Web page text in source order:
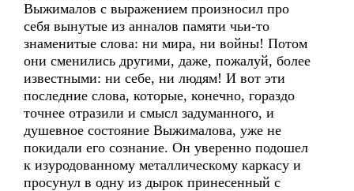
Выжималов с выражением произносил про
себя вынутые из анналов памяти чьи-то
знаменитые слова: ни мира, ни войны! Потом
они сменились другими, даже, пожалуй, более
известными: ни себе, ни людям! И вот эти
последние слова, которые, конечно, гораздо
точнее отразили и смысл задуманного, и
душевное состояние Выжималова, уже не
покидали его сознание. Он уверенно подошел
к изуродованному металлическому каркасу и
просунул в одну из дырок принесенный с